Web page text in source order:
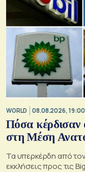
WORLD 08.08.2026, 19:00
Πόσα κέρδισαν
στη Μέση
Τα υπερκέρδη από
εκκλήσεις προς τις